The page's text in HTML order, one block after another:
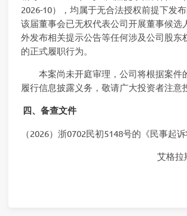
2026-10），均属于无合法授权前提下发布
该届董事会已无权代表公司开展董事候选
外发布相关提示公告等任何涉及公司股东
的正式履职行为。
本案尚未开庭审理，公司将根据案件
履行信息披露义务，敬请广大投资者注意
四、备查文件
（2026）浙0702民初5148号的《民事起诉
艾格拉